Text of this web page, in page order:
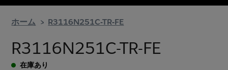
ホーム R3116N251C-TR-FE
R3116N251C-TR-FE
在庫あり